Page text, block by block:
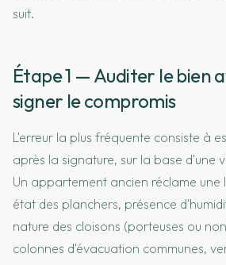
suit.
Étape 1 — Auditer le bien
signer le compromis
L'erreur la plus fréquente consiste à
après la signature, sur la base d'une
Un appartement ancien réclame une
état des planchers, présence
nature des cloisons (porteuses ou
colonnes d'évacuation communes,